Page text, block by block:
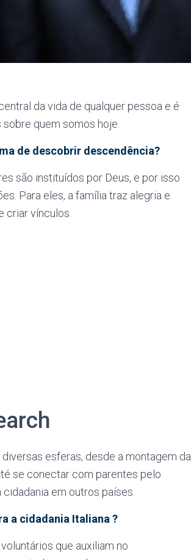
da vida de qualquer pessoa e é
quem somos hoje.
de descobrir descendência?
são instituídos por Deus, e por isso
Para eles, a família traz alegria e
criar vínculos.
esferas, desde a montagem da
se conectar com parentes pelo
em outros países.
a cidadania Italiana ?⁣
que auxiliam no